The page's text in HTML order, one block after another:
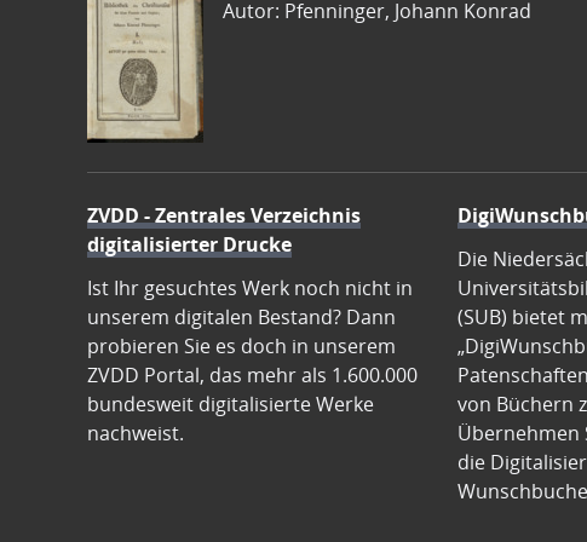
Autor: Pfenninger, Johann Konrad
ZVDD - Zentrales Verzeichnis
digitalisierter Drucke
Ist Ihr gesuchtes Werk noch nicht in
unserem digitalen Bestand? Dann
probieren Sie es doch in unserem
ZVDD Portal, das mehr als 1.600.000
bundesweit digitalisierte Werke
nachweist.
Die
(SUB) bietet
von Büchern
Übernehmen
die